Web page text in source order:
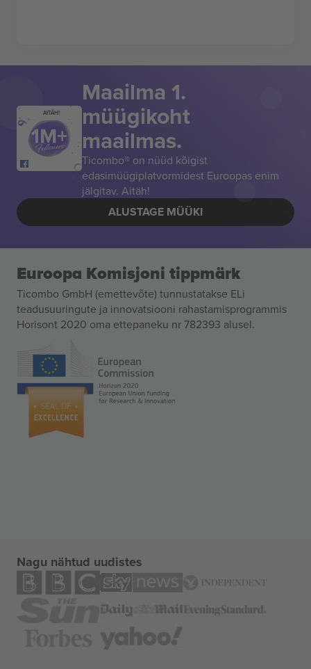
AITÄH!
Maailma 1.
müügikoht
maailmas.
Ticombo® on nüüd kõigist
edasimüügiplatvormidest Euroopas enim
jälgitav. Aitäh!
ALUSTAGE MÜÜKI
Euroopa Komisjoni tippmärk
Ticombo GmbH (emettevõte) tunnustatakse ELi
teadusuuringute ja innovatsiooni rahastamisprogrammis
Horisont 2020 oma ettepaneku nr 782393 alusel.
Nagu nähtud uudistes